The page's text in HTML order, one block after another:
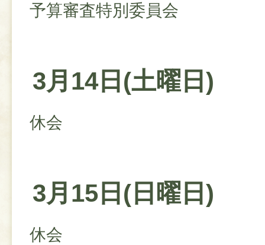
予算審査特別委員会
3月14日(土曜日)
休会
3月15日(日曜日)
休会